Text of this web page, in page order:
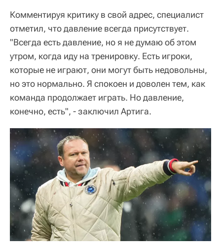
Комментируя критику в свой адрес, специалист
отметил, что давление всегда присутствует.
"Всегда есть давление, но я не думаю об этом
утром, когда иду на тренировку. Есть игроки,
которые не играют, они могут быть недовольны,
но это нормально. Я спокоен и доволен тем, как
команда продолжает играть. Но давление,
конечно, есть", - заключил Артига.